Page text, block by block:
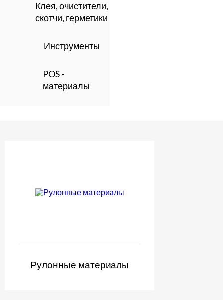
Клея, очистители,
скотчи, герметики
Инструменты
POS -
материалы
Рулонные материалы